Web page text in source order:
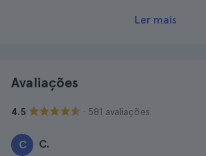
Ler mais
Avaliações
4.5 · 581 avaliações
C C.